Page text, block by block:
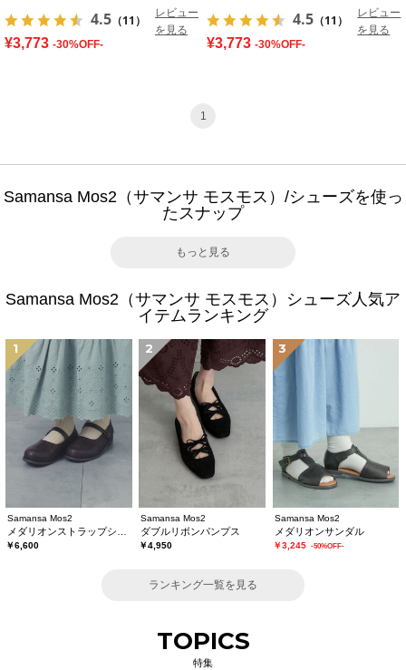
4.5 （11）
レビュー
を見る
¥3,773 -30%OFF-
4.5 （11）
レビュー
を見る
¥3,773 -30%OFF-
1
Samansa Mos2（サマンサ モスモス）/シューズを使っ
たスナップ
もっと見る
Samansa Mos2（サマンサ モスモス）シューズ人気ア
イテムランキング
1
Samansa Mos2
￥6,600
2
Samansa Mos2
ダブルリボンパンプス
￥4,950
3
Samansa Mos2
メダリオンサンダル
￥3,245 -50%OFF-
ランキング一覧を見る
TOPICS
特集